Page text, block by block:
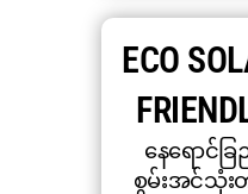
ECO
နေရောင်ခ
စွမ်းအင်သုံး